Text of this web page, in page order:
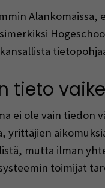
tieto
ei ole vain tiedon
yrittäjien
mutta ilman
toimijat